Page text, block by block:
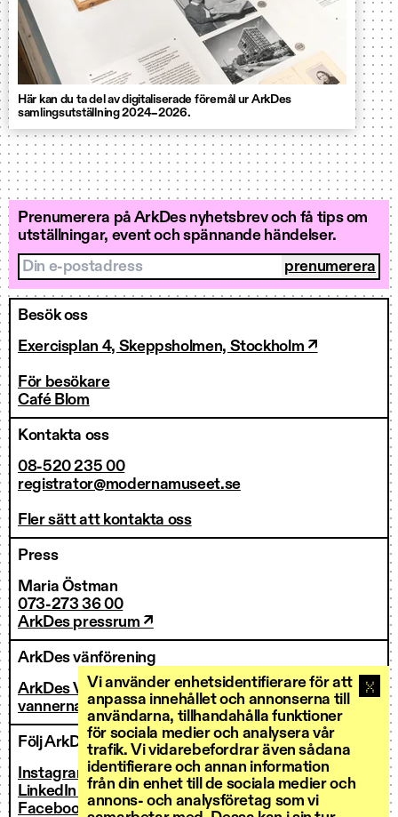
Vi använder enhetsidentifierare för att
anpassa innehållet och annonserna till
användarna, tillhandahålla funktioner
för sociala medier och analysera vår
trafik. Vi vidarebefordrar även sådana
identifierare och annan information
från din enhet till de sociala medier och
annons- och analysföretag som vi
Här kan du ta del av digitaliserade föremål ur ArkDes
samlingsutställning 2024–2026.
Prenumerera på ArkDes nyhetsbrev och få tips om
utställningar, event och spännande händelser.
Din e-postadress
Besök oss
Exercisplan 4, Skeppsholmen, Stockholm ↗
För besökare
Café Blom
Kontakta oss
08-520 235 00
registrator@modernamuseet.se
Fler sätt att kontakta oss
Press
Maria Östman
073-273 36 00
ArkDes pressrum ↗
ArkDes vänförening
ArkDes Vänner
vannerna@arkdes.se
Följ ArkDes
Instagram ↗
LinkedIn ↗
Facebook ↗